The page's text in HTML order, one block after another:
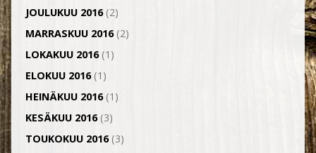
JOULUKUU 2016(2)
MARRASKUU 2016(2)
LOKAKUU 2016(1)
ELOKUU 2016(1)
HEINÄKUU 2016(1)
KESÄKUU 2016(3)
TOUKOKUU 2016(3)